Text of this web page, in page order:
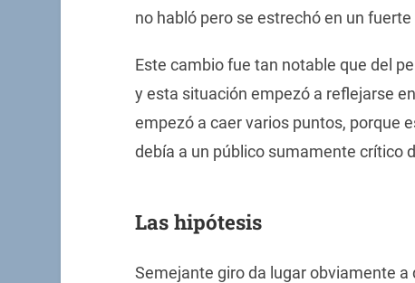
no habló pero se estrechó en un
Este cambio fue tan notable que del
y esta situación empezó a reflejarse
empezó a caer varios puntos, porque
debía a un público sumamente crítico
Las hipótesis
Semejante giro da lugar obviamente